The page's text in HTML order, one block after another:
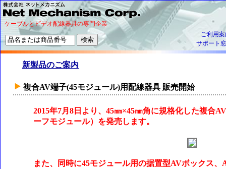
ケーブルとビデオ配線器具の専門企業
ご利用
サポート
新製品のご案内
複合AV端子(45モジュール)用配線器具 販売開始
2015年7月8日より、45㎜×45㎜角に規格化した複合
ーフモジュール）を発売します。
また、同時に45モジュール用の据置型AVボックス